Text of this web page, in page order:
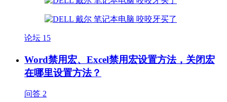
论坛 15
Word禁用宏、Excel禁用宏设置方法，关闭宏
在哪里设置方法？
问答 2